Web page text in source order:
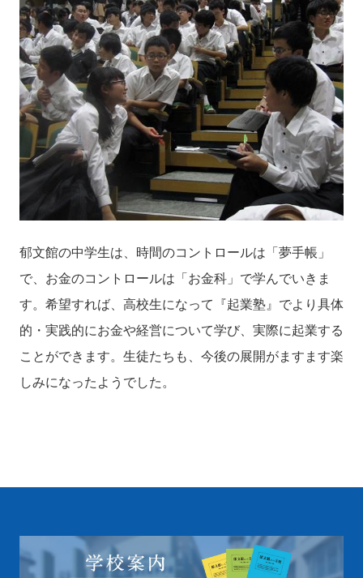
郁文館の中学生は、時間のコントロールは「夢手帳」
で、お金のコントロールは「お金科」で学んでいきま
す。希望すれば、高校生になって『起業塾』でより具体
的・実践的にお金や経営について学び、実際に起業する
ことができます。生徒たちも、今後の展開がますます楽
しみになったようでした。